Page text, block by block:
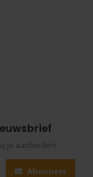
je aanbieden!
Abonneer